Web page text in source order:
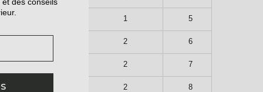
1 5
2 6
12 2 7
2 8
des conseils